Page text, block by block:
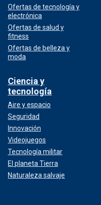
Ofertas de tecnología y
electrónica
Ofertas de salud y
fitness
Ofertas de belleza y
moda
Ciencia y
tecnología
Aire y espacio
Seguridad
Innovación
Videojuegos
Tecnología militar
El planeta Tierra
Naturaleza salvaje